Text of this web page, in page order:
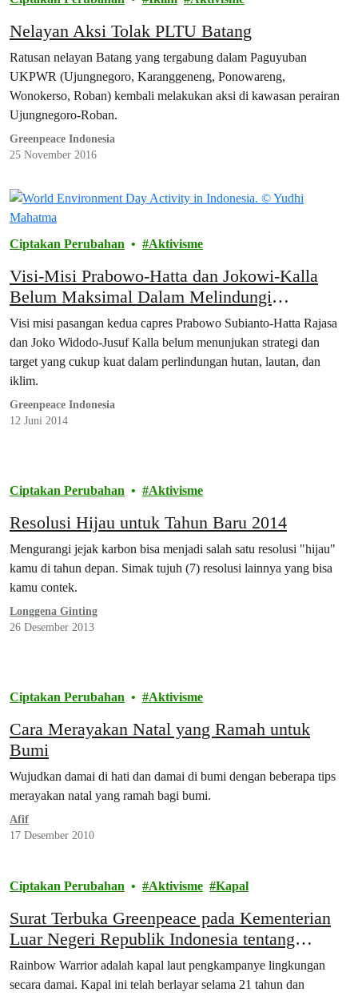
Nelayan Aksi Tolak PLTU Batang
Ratusan nelayan Batang yang tergabung dalam Paguyuban
UKPWR (Ujungnegoro, Karanggeneng, Ponowareng,
Wonokerso, Roban) kembali melakukan aksi di kawasan perairan
Ujungnegoro-Roban.
Greenpeace Indonesia
25 November 2016
Ciptakan Perubahan Aktivisme
Visi-Misi Prabowo-Hatta dan Jokowi-Kalla
Belum Maksimal Dalam Melindungi
Lingkungan
Visi misi pasangan kedua capres Prabowo Subianto-Hatta Rajasa
dan Joko Widodo-Jusuf Kalla belum menunjukan strategi dan
target yang cukup kuat dalam perlindungan hutan, lautan, dan
iklim.
Greenpeace Indonesia
12 Juni 2014
Ciptakan Perubahan Aktivisme
Resolusi Hijau untuk Tahun Baru 2014
Mengurangi jejak karbon bisa menjadi salah satu resolusi "hijau"
kamu di tahun depan. Simak tujuh (7) resolusi lainnya yang bisa
kamu contek.
Longgena Ginting
26 Desember 2013
Ciptakan Perubahan Aktivisme
Cara Merayakan Natal yang Ramah untuk
Bumi
Wujudkan damai di hati dan damai di bumi dengan beberapa tips
merayakan natal yang ramah bagi bumi.
Afif
17 Desember 2010
Ciptakan Perubahan Aktivisme Kapal
Surat Terbuka Greenpeace pada Kementerian
Luar Negeri Republik Indonesia tentang
Rainbow Warrior
Rainbow Warrior adalah kapal laut pengkampanye lingkungan
secara damai. Kapal ini telah berlayar selama 21 tahun dan